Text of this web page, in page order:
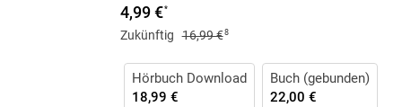
4,99 €*
Zukünftig 16,99 €8
Hörbuch Download
18,99 €
Buch (gebunden)
22,00 €